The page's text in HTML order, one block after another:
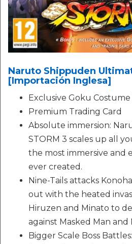
Naruto Shippuden
[Importación Inglesa]
Exclusive Goku Costume
Premium Trading Card
Absolute immersion:
STORM 3 scales up all
the most immersive and
ever created.
Nine-Tails attacks
out with the heated
Hiruzen and Minato to
against Masked Man and
Bigger Scale Boss